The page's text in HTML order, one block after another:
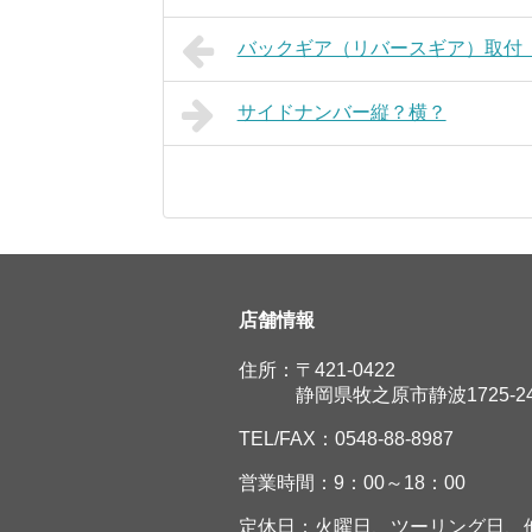
バックギア（リバースギア）取
サイドナンバー縦？横？
店舗情報
住所：〒421-0422
静岡県牧之原市静波1725-
TEL/FAX：0548-88-8987
営業時間：9：00～18：00
定休日：火曜日、ツーリング日、